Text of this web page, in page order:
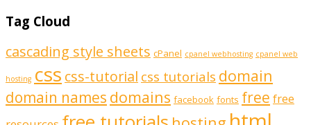
Tag Cloud
cascading style sheets cPanel cpanel webhosting cpanel web
hosting css css-tutorial css tutorials domain
domain names domains facebook fonts free free